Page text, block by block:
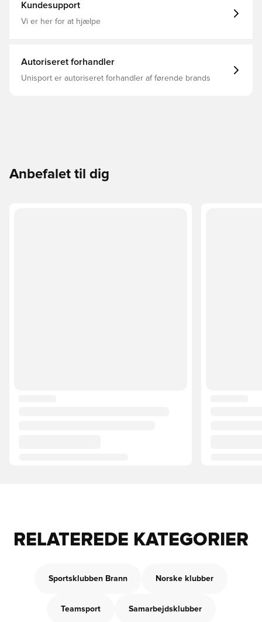
Kundesupport
Vi er her for at hjælpe
Autoriseret forhandler
Unisport er autoriseret forhandler af førende brands
Anbefalet til dig
RELATEREDE KATEGORIER
Sportsklubben Brann Norske klubber
Teamsport Samarbejdsklubber